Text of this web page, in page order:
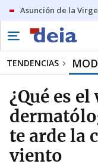
Asunción de la
TENDENCIAS
¿Qué es
te arde la
viento